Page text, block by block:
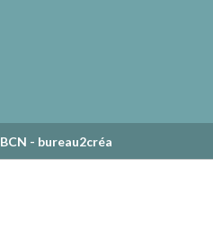
BCN - bureau2créa